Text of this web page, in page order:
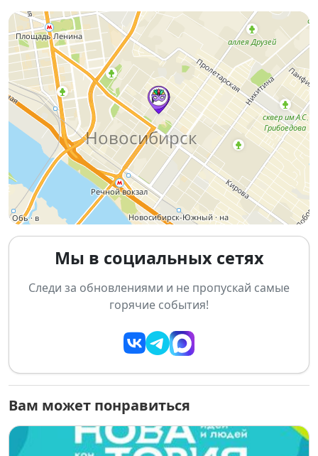
21–23 ноября | ГПНТБ СО РАН, Новосибирск
Новосибирск в одиннадцатый раз станет центром
литературной жизни Сибири и соберёт авторов,
издателей, художников, библиотекарей и тысячи
читателей на крупнейший книжный фестиваль
региона —«Книжную Сибирь»!
Три дня пространство ГПНТБ СО РАН превратится в
огромный книжный город: со сценами для встреч,
ярмарочными павильонами, лекционными залами,
детскими мастерскими и площадками для общения
с авторами.
💫 Что ждёт гостей фестиваля
📖 Большая выставка-ярмарка книг
Специальные цены, премьеры, редкие издания и
100 участников
российские издательства:
Махаон, Росмэн, Азбука-Аттикус, АСТ, Поляндрия No
Age, Самокат, Бомбора, Эксмо, МИФ
✍ Встречи с любимыми авторами
поделятся:
Мы в социальных сетях
Следи за обновлениями и не пропускай самые
горячие события!
Вам может понравиться